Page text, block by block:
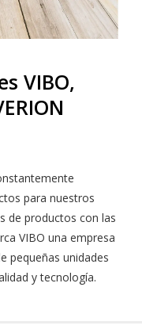
VIBO,
para nuestros
de productos con las
VIBO una empresa
pequeñas unidades
y tecnología.